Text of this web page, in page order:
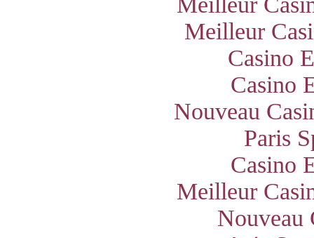
Meilleur
Casino
Casino
Nouveau
Paris
Casino
Meilleur
Nouveau